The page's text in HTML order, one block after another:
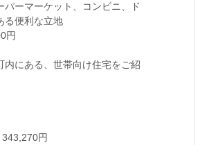
ーマーケット、コンビニ、ド
る便利な立地
円
内にある、世帯向け住宅をご紹
円